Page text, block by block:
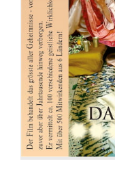
DVD: 2